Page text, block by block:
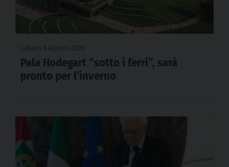
Pala Hodegart “sotto i ferri”, sarà
pronto per l’inverno